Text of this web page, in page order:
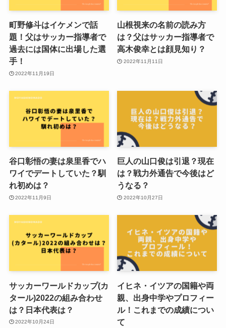
町野修斗はイケメンで話
題！父はサッカー指導者で
過去には国体に出場した選
手！
2022年11月19日
山根視来の名前の読み方
は？父はサッカー指導者で
高木俊幸とは顔見知り？
2022年11月11日
谷口彰悟の妻は泉里香でハ
ワイでデートしていた？馴
れ初めは？
2022年11月9日
巨人の山口俊は引退？現在
は？戦力外通告で今後はど
うなる？
2022年10月27日
サッカーワールドカップ(カ
タール)2022の組み合わせ
は？日本代表は？
2022年10月24日
イヒネ・イツアの国籍や両
親、出身中学やプロフィー
ル！これまでの成績につい
て